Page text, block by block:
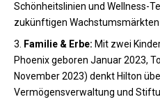
Schönheitslinien und Wellness-
zukünftigen Wachstumsmärkten
Familie & Erbe: Mit zwei
Phoenix geboren Januar 2023,
November 2023) denkt Hilton
Vermögensverwaltung und